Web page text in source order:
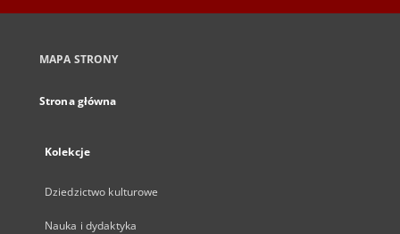
MAPA STRONY
Strona główna
Kolekcje
Dziedzictwo kulturowe
Nauka i dydaktyka